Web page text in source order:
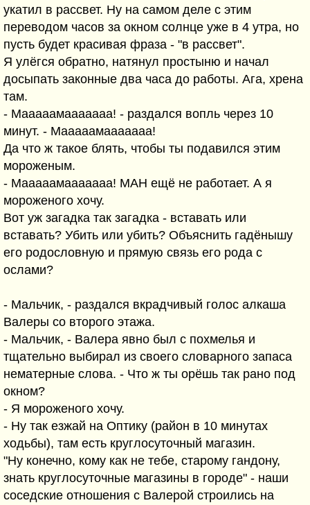
укатил в рассвет. Ну на самом деле с этим
переводом часов за окном солнце уже в 4 утра, но
пусть будет красивая фраза - "в рассвет".
Я улёгся обратно, натянул простыню и начал
досыпать законные два часа до работы. Ага, хрена
там.
- Мааааамааааааа! - раздался вопль через 10
минут. - Мааааамааааааа!
Да что ж такое блять, чтобы ты подавился этим
мороженым.
- Мааааамааааааа! МАН ещё не работает. А я
мороженого хочу.
Вот уж загадка так загадка - вставать или
вставать? Убить или убить? Объяснить гадёнышу
его родословную и прямую связь его рода с
ослами?
- Мальчик, - раздался вкрадчивый голос алкаша
Валеры со второго этажа.
- Мальчик, - Валера явно был с похмелья и
тщательно выбирал из своего словарного запаса
нематерные слова. - Что ж ты орёшь так рано под
окном?
- Я мороженого хочу.
- Ну так езжай на Оптику (район в 10 минутах
ходьбы), там есть круглосуточный магазин.
"Ну конечно, кому как не тебе, старому гандону,
знать круглосуточные магазины в городе" - наши
соседские отношения с Валерой строились на